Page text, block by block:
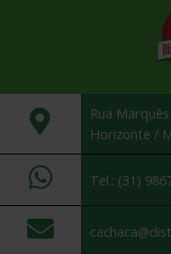
Rua
Horizonte /
Tel.: (31)